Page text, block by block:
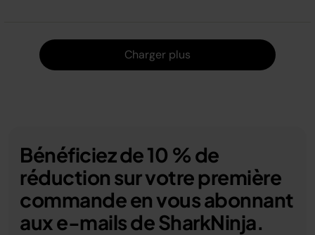
Charger plus
Bénéficiez de 10 % de
réduction sur votre première
commande en vous abonnant
aux e-mails de SharkNinja.